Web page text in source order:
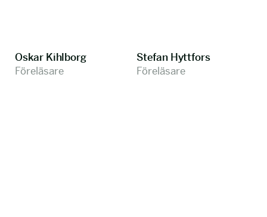
Oskar Kihlborg
Föreläsare
Stefan Hyttfors
Föreläsare